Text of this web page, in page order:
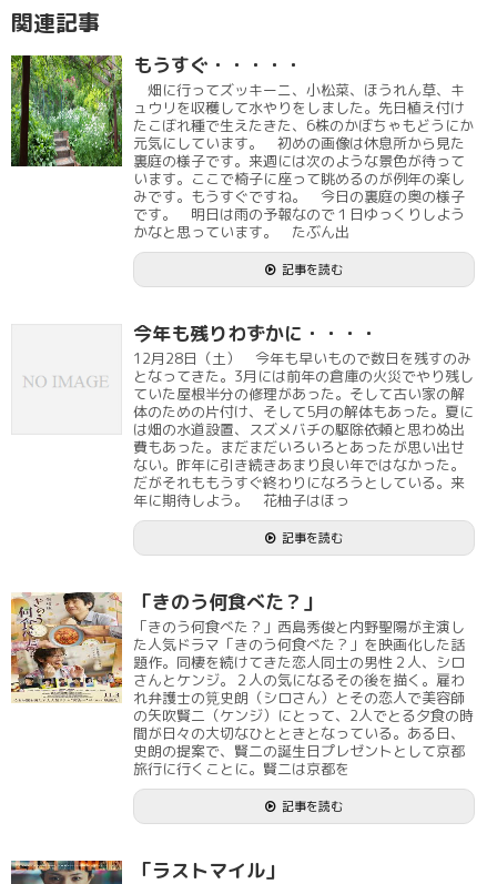
関連記事
もうすぐ・・・・・
畑に行ってズッキーニ、小松菜、ほうれん草、キ
ュウリを収穫して水やりをしました。先日植え付け
たこぼれ種で生えたきた、6株のかぼちゃもどうにか
元気にしています。 初めの画像は休息所から見た
裏庭の様子です。来週には次のような景色が待って
います。ここで椅子に座って眺めるのが例年の楽し
みです。もうすぐですね。 今日の裏庭の奥の様子
です。 明日は雨の予報なので１日ゆっくりしよう
かなと思っています。 たぶん出
記事を読む
今年も残りわずかに・・・・
12月28日（土） 今年も早いもので数日を残すのみ
となってきた。3月には前年の倉庫の火災でやり残し
ていた屋根半分の修理があった。そして古い家の解
体のための片付け、そして5月の解体もあった。夏に
は畑の水道設置、スズメバチの駆除依頼と思わぬ出
費もあった。まだまだいろいろとあったが思い出せ
ない。昨年に引き続きあまり良い年ではなかった。
だがそれももうすぐ終わりになろうとしている。来
年に期待しよう。 花柚子はほっ
記事を読む
「きのう何食べた？」
「きのう何食べた？」西島秀俊と内野聖陽が主演し
た人気ドラマ「きのう何食べた？」を映画化した話
題作。同棲を続けてきた恋人同士の男性２人、シロ
さんとケンジ。２人の気になるその後を描く。雇わ
れ弁護士の筧史朗（シロさん）とその恋人で美容師
の矢吹賢二（ケンジ）にとって、2人でとる夕食の時
間が日々の大切なひとときとなっている。ある日、
史朗の提案で、賢二の誕生日プレゼントとして京都
旅行に行くことに。賢二は京都を
記事を読む
「ラストマイル」